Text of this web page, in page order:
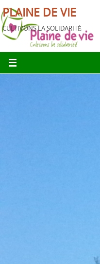
PLAINE DE VIE
CULTIVONS LA SOLIDARITÉ